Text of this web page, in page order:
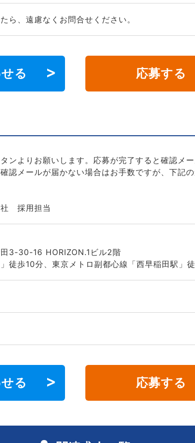
ら、遠慮なくお問合せください。
る 応募する
ンよりお願いします。応募が完了すると確認メ
認メールが届かない場合はお手数ですが、下記
社 採用担当
3-30-16 HORIZON.1ビル2階
」徒歩10分、東京メトロ副都心線「西早稲田駅」
る 応募する